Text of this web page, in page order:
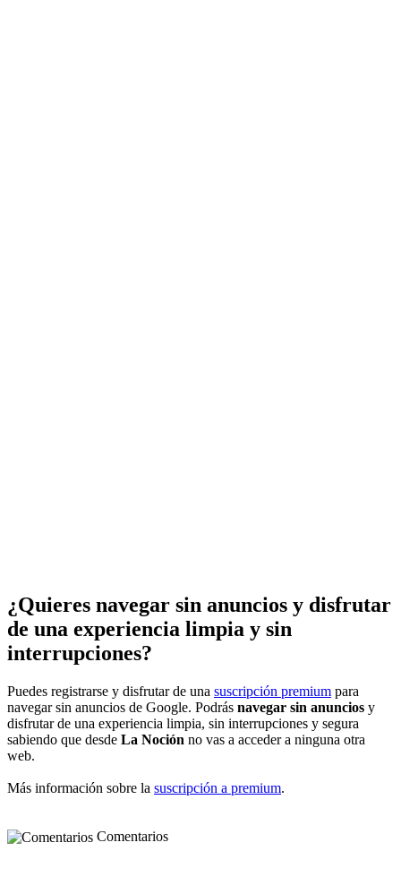
¿Quieres navegar sin anuncios y disfrutar
de una experiencia limpia y sin
interrupciones?
Puedes registrarse y disfrutar de una suscripción premium para
navegar sin anuncios de Google. Podrás navegar sin anuncios y
disfrutar de una experiencia limpia, sin interrupciones y segura
sabiendo que desde La Noción no vas a acceder a ninguna otra
web.
Más información sobre la suscripción a premium.
Comentarios